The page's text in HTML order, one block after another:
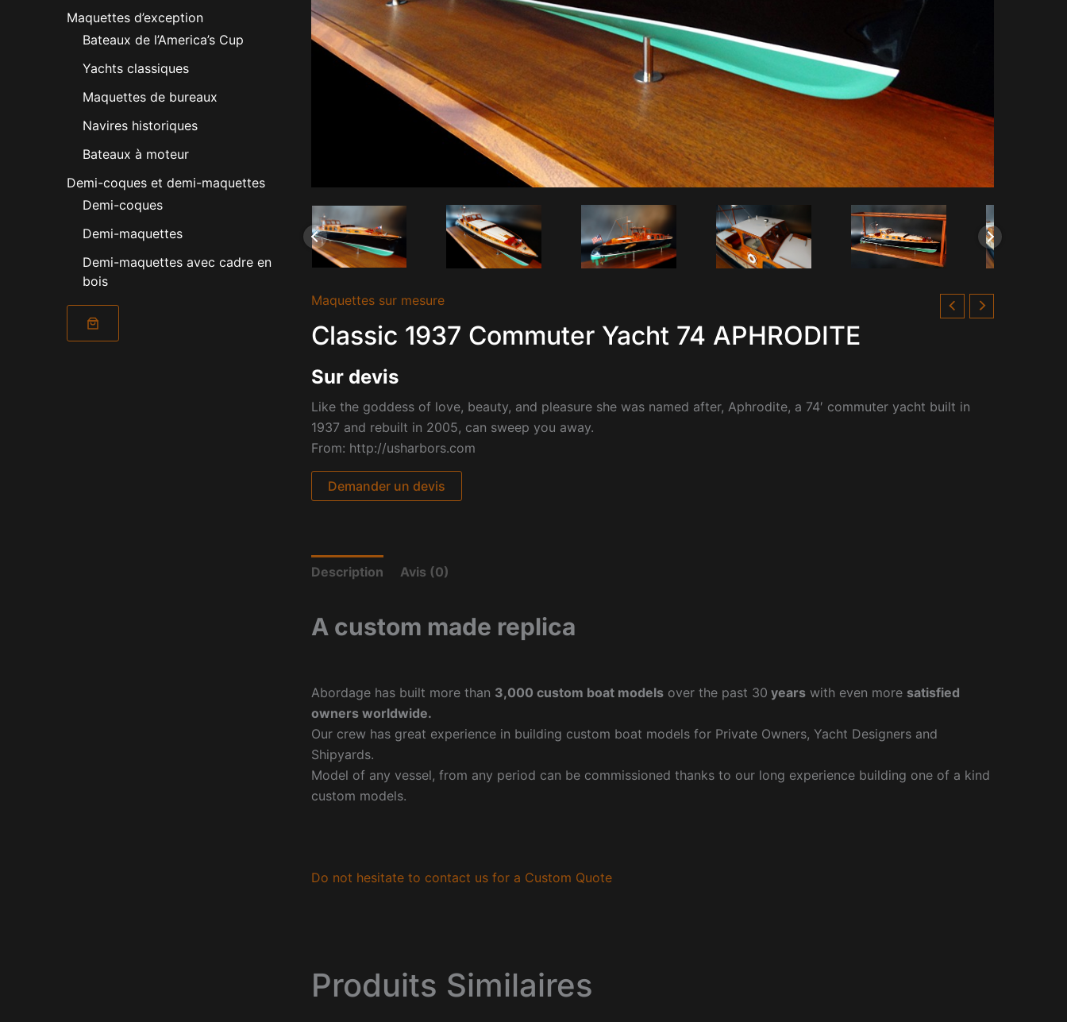
Maquettes d’exception
Bateaux de l’America’s Cup
Yachts classiques
Maquettes de bureaux
Navires historiques
Bateaux à moteur
Demi-coques et demi-maquettes
Demi-coques
Demi-maquettes
Demi-maquettes avec cadre en
bois
Maquettes sur mesure
Classic 1937 Commuter Yacht 74 APHRODITE
Sur devis
Like the goddess of love, beauty, and pleasure she was named after, Aphrodite, a 74′ commuter yacht built in
1937 and rebuilt in 2005, can sweep you away.
From: http://usharbors.com
Demander un devis
Description Avis (0)
A custom made replica
Abordage has built more than 3,000 custom boat models over the past 30 years with even more satisfied
owners worldwide.
Our crew has great experience in building custom boat models for Private Owners, Yacht Designers and
Shipyards.
Model of any vessel, from any period can be commissioned thanks to our long experience building one of a kind
custom models.
Do not hesitate to contact us for a Custom Quote
Produits Similaires